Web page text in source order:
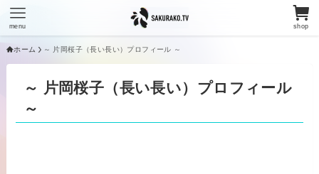
shop
menu
ホーム ～ 片岡桜子（長い長い）プロフィール ～
～ 片岡桜子（長い長い）プロフィール
～